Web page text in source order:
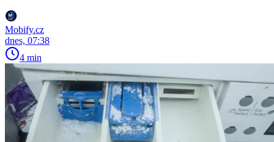
Mobify.cz
dnes, 07:38
4 min